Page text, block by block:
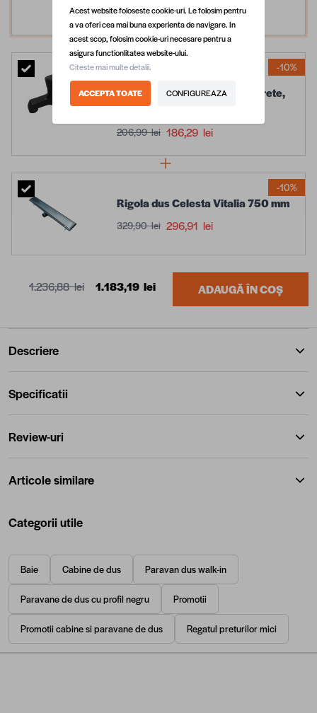
699,99 lei
monocomanda, montaj pe perete,
negru mat
206,99 lei 186,29 lei
-10%
Rigola dus Celesta Vitalia 750 mm
329,90 lei 296,91 lei
-10%
1.236,88 lei 1.183,19 lei ADAUGĂ ÎN COȘ
Descriere
Specificatii
Review-uri
Articole similare
Categorii utile
Baie Cabine de dus Paravan dus walk-in
Paravane de dus cu profil negru Promotii
Promotii cabine si paravane de dus Regatul preturilor mici
Acest website foloseste cookie-uri. Le folosim pentru
a va oferi cea mai buna experienta de navigare. In
acest scop, folosim cookie-uri necesare pentru a
asigura functionlitatea website-ului.
Citeste mai multe detalii.
ACCEPTA TOATE CONFIGUREAZA